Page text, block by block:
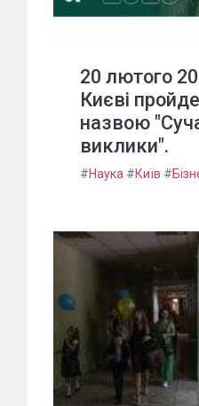
20 лютого
Києві
назвою
виклики".
#Наука #Київ #